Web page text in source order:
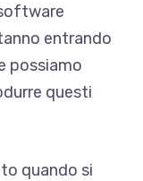
entrando
possiamo
questi
quando si